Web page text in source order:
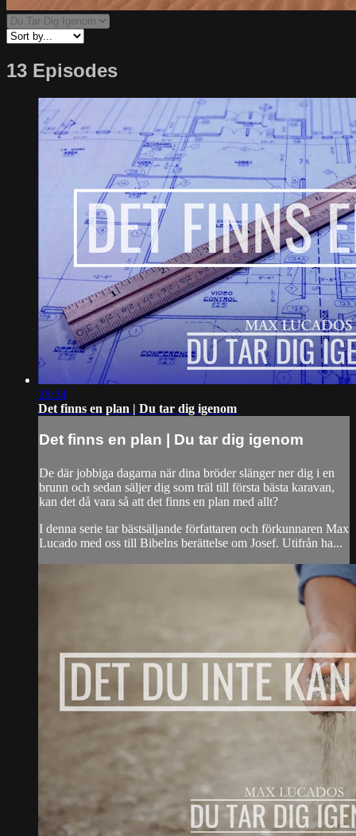
13 Episodes
28:34
Det finns en plan | Du tar dig igenom
Det finns en plan | Du tar dig igenom
De där jobbiga dagarna när dina bröder slänger ner dig i en
brunn och sedan säljer dig som träl till första bästa karavan,
kan det då vara så att det finns en plan med allt?
I denna serie tar bästsäljande författaren och förkunnaren Max
Lucado med oss till Bibelns berättelse om Josef. Utifrån ha...